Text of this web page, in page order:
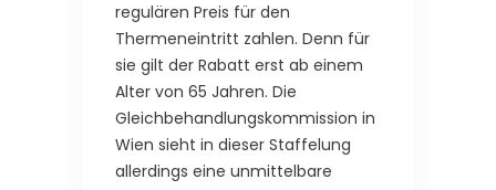
regulären Preis für den
Thermeneintritt zahlen. Denn für
sie gilt der Rabatt erst ab einem
Alter von 65 Jahren. Die
Gleichbehandlungskommission in
Wien sieht in dieser Staffelung
allerdings eine unmittelbare